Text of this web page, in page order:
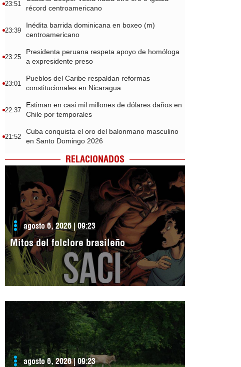
23:51
récord centroamericano
23:39
Inédita barrida dominicana en boxeo (m)
centroamericano
23:25
Presidenta peruana respeta apoyo de homóloga
a expresidente preso
23:01
Pueblos del Caribe respaldan reformas
constitucionales en Nicaragua
22:37
Estiman en casi mil millones de dólares daños en
Chile por temporales
21:52
Cuba conquista el oro del balonmano masculino
en Santo Domingo 2026
RELACIONADOS
agosto 6, 2026 | 09:23
Mitos del folclore brasileño
agosto 6, 2026 | 09:23